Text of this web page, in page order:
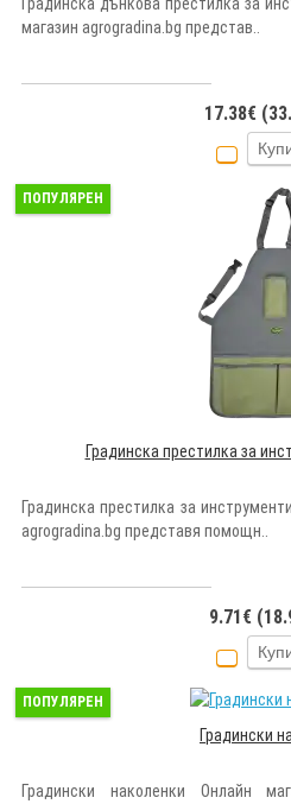
Градинска дънкова престилка за
магазин agrogradina.bg представ..
17.38€
ПОПУЛЯРЕН
Градинска престилка за
Градинска престилка за
agrogradina.bg представя помощн..
9.71€
ПОПУЛЯРЕН
Градински
Градински наколенки Онлайн